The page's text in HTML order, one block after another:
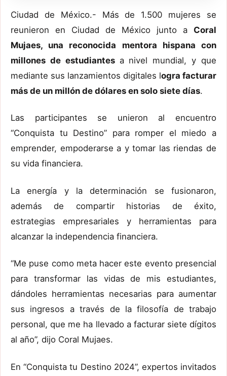
Ciudad de México.- Más de 1.500 mujeres se
reunieron en Ciudad de México junto a Coral
Mujaes, una reconocida mentora hispana con
millones de estudiantes a nivel mundial, y que
mediante sus lanzamientos digitales logra facturar
más de un millón de dólares en solo siete días.
Las participantes se unieron al encuentro
“Conquista tu Destino” para romper el miedo a
emprender, empoderarse a y tomar las riendas de
su vida financiera.
La energía y la determinación se fusionaron,
además de compartir historias de éxito,
estrategias empresariales y herramientas para
alcanzar la independencia financiera.
“Me puse como meta hacer este evento presencial
para transformar las vidas de mis estudiantes,
dándoles herramientas necesarias para aumentar
sus ingresos a través de la filosofía de trabajo
personal, que me ha llevado a facturar siete dígitos
al año”, dijo Coral Mujaes.
En “Conquista tu Destino 2024”, expertos invitados